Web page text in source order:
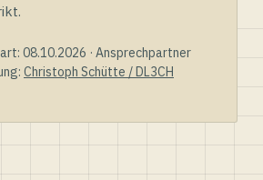
08.10.2026 · Ansprechpartner
Christoph Schütte / DL3CH